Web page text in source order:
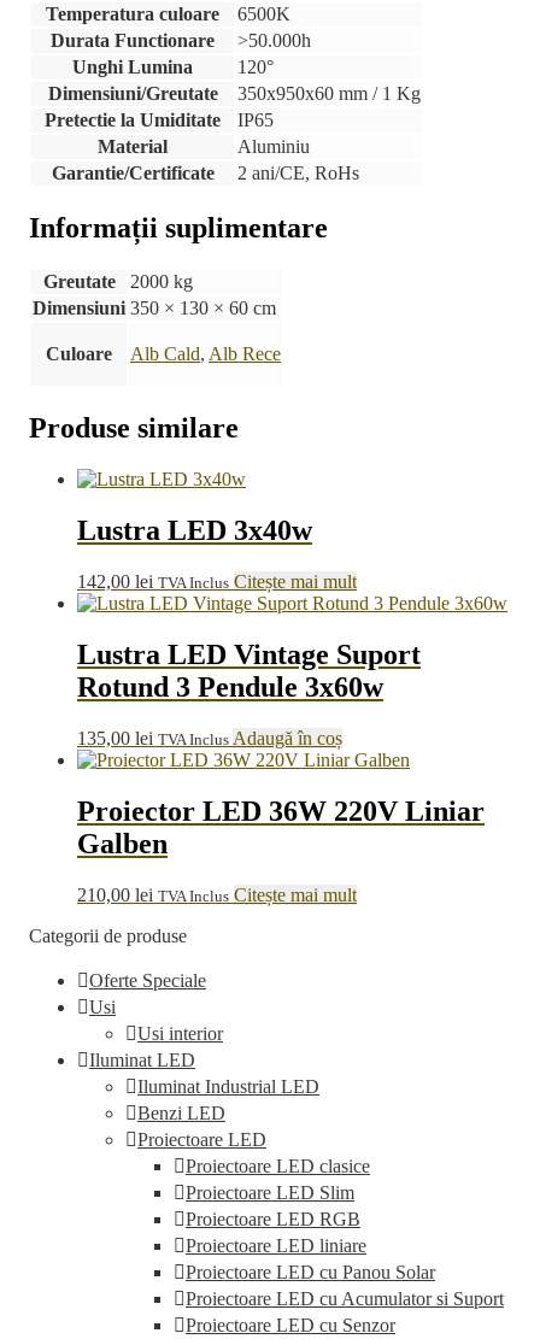
Temperatura culoare
6500K
Durata Functionare
>50.000h
Unghi Lumina
120°
Dimensiuni/Greutate
350x950x60 mm / 1 Kg
Pretectie la Umiditate
IP65
Material
Aluminiu
Garantie/Certificate
2 ani/CE, RoHs
Informații suplimentare
Greutate
2000 kg
Dimensiuni 350 × 130 × 60 cm
Culoare Alb Cald, Alb Rece
Produse similare
Lustra LED 3x40w
142,00 lei TVA Inclus Citește mai mult
Lustra LED Vintage Suport
Rotund 3 Pendule 3x60w
135,00 lei TVA Inclus Adaugă în coș
Proiector LED 36W 220V Liniar
Galben
210,00 lei TVA Inclus Citește mai mult
Categorii de produse
Oferte Speciale
Usi
Usi interior
Iluminat LED
Iluminat Industrial LED
Benzi LED
Proiectoare LED
Proiectoare LED clasice
Proiectoare LED Slim
Proiectoare LED RGB
Proiectoare LED liniare
Proiectoare LED cu Panou Solar
Proiectoare LED cu Acumulator si Suport
Proiectoare LED cu Senzor